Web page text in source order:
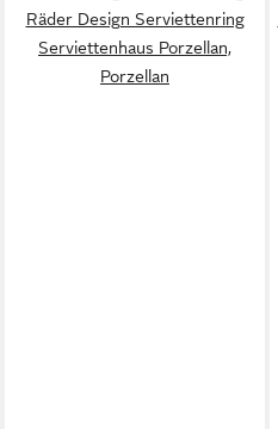
Räder Design Serviettenring
Serviettenhaus Porzellan,
Porzellan